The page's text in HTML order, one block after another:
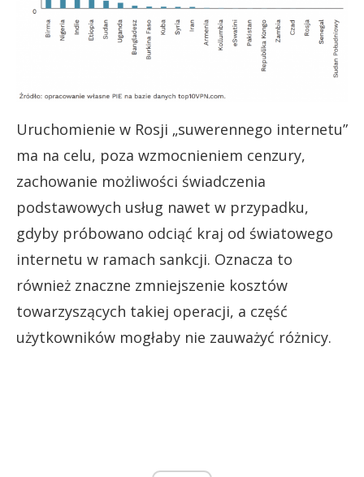
Uruchomienie w Rosji „suwerennego internetu”
ma na celu, poza wzmocnieniem cenzury,
zachowanie możliwości świadczenia
podstawowych usług nawet w przypadku,
gdyby próbowano odciąć kraj od światowego
internetu w ramach sankcji. Oznacza to
również znaczne zmniejszenie kosztów
towarzyszących takiej operacji, a część
użytkowników mogłaby nie zauważyć różnicy.